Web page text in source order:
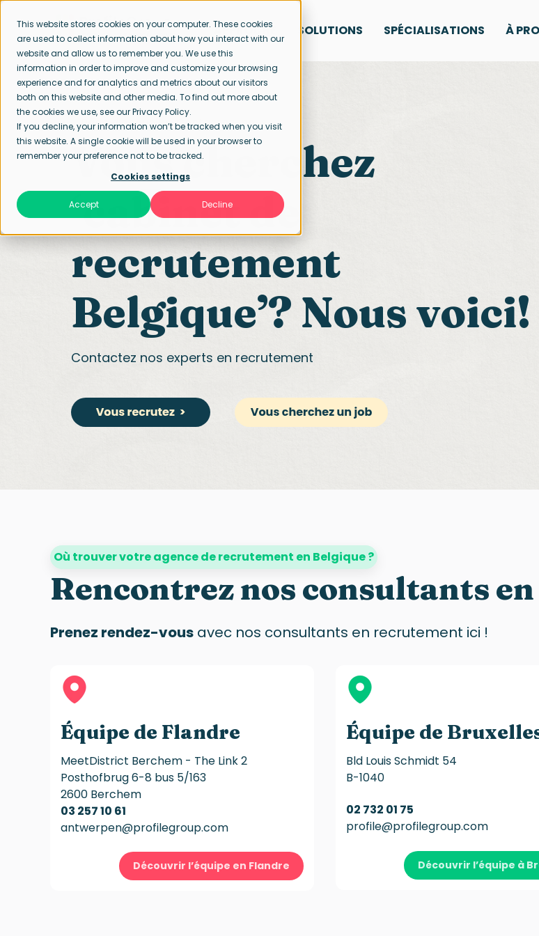
This website stores cookies on your computer. These cookies
are used to collect information about how you interact with our
website and allow us to remember you. We use this
information in order to improve and customize your browsing
experience and for analytics and metrics about our visitors
both on this website and other media. To find out more about
the cookies we use, see our Privacy Policy.
If you decline, your information won’t be tracked when you visit
this website. A single cookie will be used in your browser to
remember your preference not to be tracked.
Cookies settings
Accept Decline
APPROCHE SOLUTIONS SPÉCIALISATIONS À
Page d’accueil Contactez-nous
Vous cherchez
‘cabinet de
recrutement
Belgique’? Nous voici!
Contactez nos experts en recrutement
Où trouver votre agence de recrutement en Belgique ?
Rencontrez nos consultants
Prenez rendez-vous avec nos consultants en recrutement ici !
Équipe de Flandre
MeetDistrict Berchem - The Link 2
Posthofbrug 6-8 bus 5/163
2600 Berchem
03 257 10 61
antwerpen@profilegroup.com
Découvrir l’équipe en Flandre
Équipe de
Bld Louis Schmidt 54
B-1040
02 732 01 75
profile@profilegroup.com
Découvrir l’équipe à